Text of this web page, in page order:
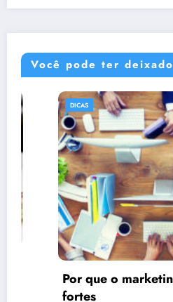
Você pode ter
DICAS
Por que o marketing